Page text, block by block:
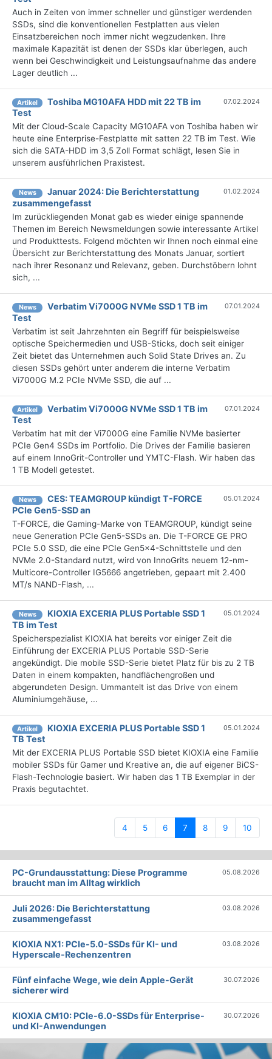
Auch in Zeiten von immer schneller und günstiger werdenden
SSDs, sind die konventionellen Festplatten aus vielen
Einsatzbereichen noch immer nicht wegzudenken. Ihre
maximale Kapazität ist denen der SSDs klar überlegen, auch
wenn bei Geschwindigkeit und Leistungsaufnahme das andere
Lager deutlich ...
Artikel
Toshiba MG10AFA HDD mit 22 TB im
Test
07.02.2024
Mit der Cloud-Scale Capacity MG10AFA von Toshiba haben wir
heute eine Enterprise-Festplatte mit satten 22 TB im Test. Wie
sich die SATA-HDD im 3,5 Zoll Format schlägt, lesen Sie in
unserem ausführlichen Praxistest.
News
Januar 2024: Die Bericht­erstattung
zusammengefasst
01.02.2024
Im zurückliegenden Monat gab es wieder einige spannende
Themen im Bereich Newsmeldungen sowie interessante Artikel
und Produkttests. Folgend möchten wir Ihnen noch einmal eine
Übersicht zur Berichterstattung des Monats Januar, sortiert
nach ihrer Resonanz und Relevanz, geben. Durchstöbern lohnt
sich, ...
News
Verbatim Vi7000G NVMe SSD 1 TB im
Test
07.01.2024
Verbatim ist seit Jahrzehnten ein Begriff für beispielsweise
optische Speichermedien und USB-Sticks, doch seit einiger
Zeit bietet das Unternehmen auch Solid State Drives an. Zu
diesen SSDs gehört unter anderem die interne Verbatim
Vi7000G M.2 PCIe NVMe SSD, die auf ...
Artikel
Verbatim Vi7000G NVMe SSD 1 TB im
Test
07.01.2024
Verbatim hat mit der Vi7000G eine Familie NVMe basierter
PCIe Gen4 SSDs im Portfolio. Die Drives der Familie basieren
auf einem InnoGrit-Controller und YMTC-Flash. Wir haben das
1 TB Modell getestet.
News
CES: TEAMGROUP kündigt T-FORCE
PCIe Gen5-SSD an
05.01.2024
T-FORCE, die Gaming-Marke von TEAMGROUP, kündigt seine
neue Generation PCIe Gen5-SSDs an. Die T-FORCE GE PRO
PCIe 5.0 SSD, die eine PCIe Gen5x4-Schnittstelle und den
NVMe 2.0-Standard nutzt, wird von InnoGrits neuem 12-nm-
Multicore-Controller IG5666 angetrieben, gepaart mit 2.400
MT/s NAND-Flash, ...
News
KIOXIA EXCERIA PLUS Portable SSD 1
TB im Test
05.01.2024
Speicherspezialist KIOXIA hat bereits vor einiger Zeit die
Einführung der EXCERIA PLUS Portable SSD-Serie
angekündigt. Die mobile SSD-Serie bietet Platz für bis zu 2 TB
Daten in einem kompakten, handflächengroßen und
abgerundeten Design. Ummantelt ist das Drive von einem
Aluminiumgehäuse, ...
Artikel
KIOXIA EXCERIA PLUS Portable SSD 1
TB Test
05.01.2024
Mit der EXCERIA PLUS Portable SSD bietet KIOXIA eine Familie
mobiler SSDs für Gamer und Kreative an, die auf eigener BiCS-
Flash-Technologie basiert. Wir haben das 1 TB Exemplar in der
Praxis begutachtet.
4 5 6 7 (current)
8 9 10
PC-Grundausstattung: Diese Programme
braucht man im Alltag wirklich
05.08.2026
Juli 2026: Die Bericht­erstattung
zusammengefasst
03.08.2026
KIOXIA NX1: PCIe-5.0-SSDs für KI- und
Hyperscale-Rechenzentren
03.08.2026
Fünf einfache Wege, wie dein Apple-Gerät
sicherer wird
30.07.2026
KIOXIA CM10: PCIe-6.0-SSDs für Enterprise-
und KI-Anwendungen
30.07.2026